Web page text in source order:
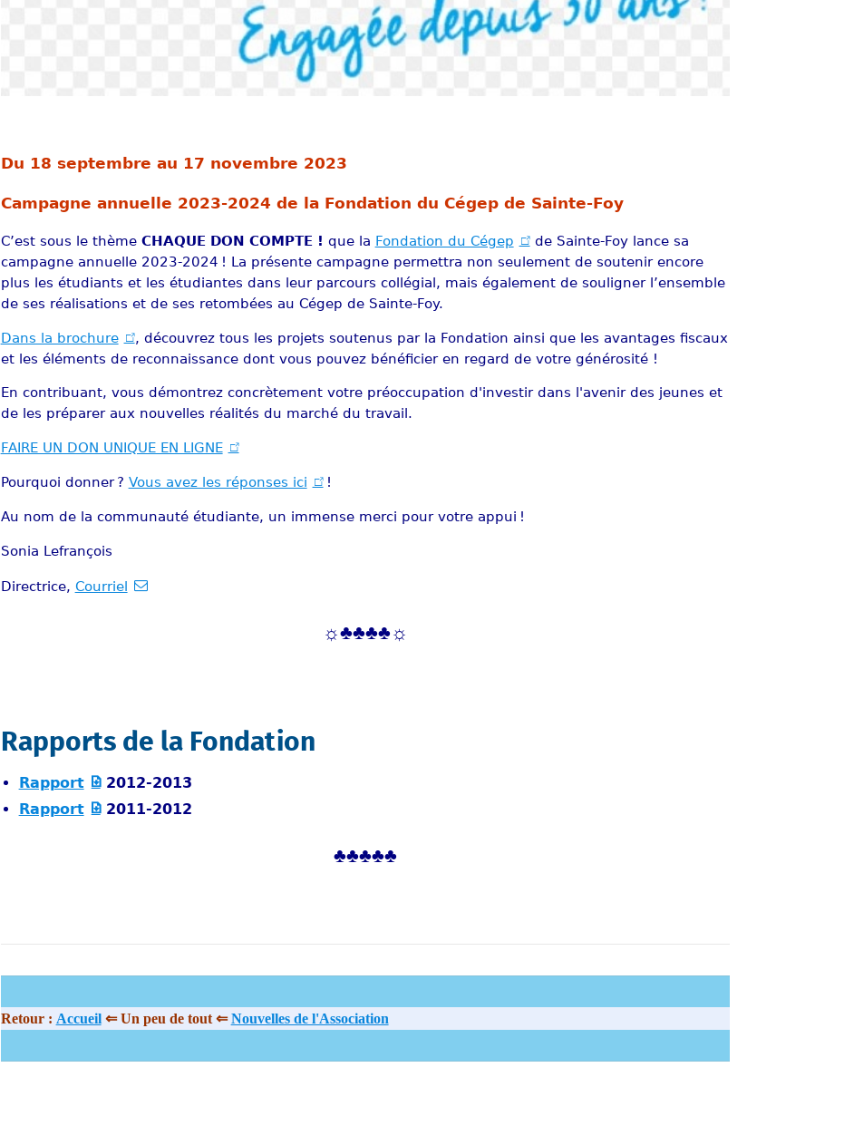
Du 18 septembre au 17 novembre 2023
Campagne annuelle 2023-2024 de la Fondation du Cégep de Sainte-Foy
C’est sous le thème CHAQUE DON COMPTE ! que la Fondation du Cégep
de Sainte-Foy lance sa
campagne annuelle 2023-2024 ! La présente campagne permettra non seulement de soutenir encore
plus les étudiants et les étudiantes dans leur parcours collégial, mais également de souligner l’ensemble
de ses réalisations et de ses retombées au Cégep de Sainte-Foy.
Dans la brochure
, découvrez tous les projets soutenus par la Fondation ainsi que les avantages fiscaux
et les éléments de reconnaissance dont vous pouvez bénéficier en regard de votre générosité !
En contribuant, vous démontrez concrètement votre préoccupation d'investir dans l'avenir des jeunes et
de les préparer aux nouvelles réalités du marché du travail.
FAIRE UN DON UNIQUE EN LIGNE
Pourquoi donner ? Vous avez les réponses ici !
Au nom de la communauté étudiante, un immense merci pour votre appui !
Sonia​ Lefrançois
Directrice, Courriel
☼♣♣♣♣☼
Rapports de la Fondation
Rapport
2012-2013
Rapport
2011-2012
♣♣♣♣♣
Retour : Accueil⇐ Un peu de tout ⇐Nouvelles de l'Association